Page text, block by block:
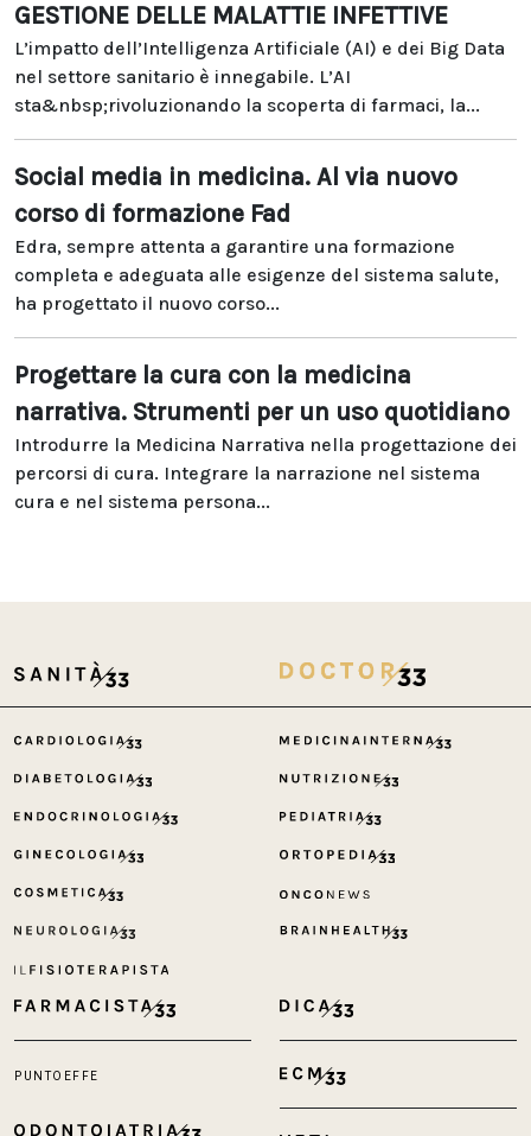
GESTIONE DELLE MALATTIE INFETTIVE
L’impatto dell’Intelligenza Artificiale (AI) e dei Big Data
nel settore sanitario è innegabile. L’AI
sta&nbsp;rivoluzionando la scoperta di farmaci, la...
Social media in medicina. Al via nuovo
corso di formazione Fad
Edra, sempre attenta a garantire una formazione
completa e adeguata alle esigenze del sistema salute,
ha progettato il nuovo corso...
Progettare la cura con la medicina
narrativa. Strumenti per un uso quotidiano
Introdurre la Medicina Narrativa nella progettazione dei
percorsi di cura. Integrare la narrazione nel sistema
cura e nel sistema persona...